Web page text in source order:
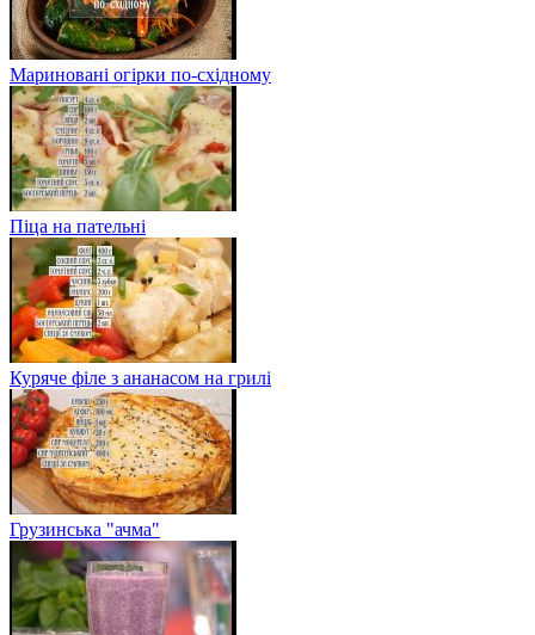
Мариновані огірки по-східному
Піца на пательні
Куряче філе з ананасом на грилі
Грузинська "ачма"